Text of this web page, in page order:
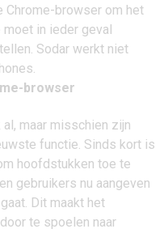
Chrome-browser om het
in ieder geval
Sodar werkt niet
browser
al, maar misschien zijn
functie. Sinds kort is
hoofdstukken toe te
gebruikers nu aangeven
Dit maakt het
te spoelen naar